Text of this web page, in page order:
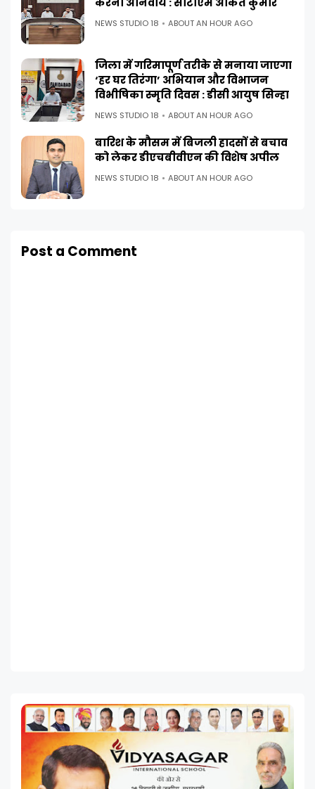
करना अनिवार्य : सीटीएम अंकित कुमार
NEWS STUDIO 18 ABOUT AN HOUR AGO
जिला में गरिमापूर्ण तरीके से मनाया जाएगा
‘हर घर तिरंगा’ अभियान और विभाजन
विभीषिका स्मृति दिवस : डीसी आयुष सिन्हा
NEWS STUDIO 18 ABOUT AN HOUR AGO
बारिश के मौसम में बिजली हादसों से बचाव
को लेकर डीएचबीवीएन की विशेष अपील
NEWS STUDIO 18 ABOUT AN HOUR AGO
Post a Comment